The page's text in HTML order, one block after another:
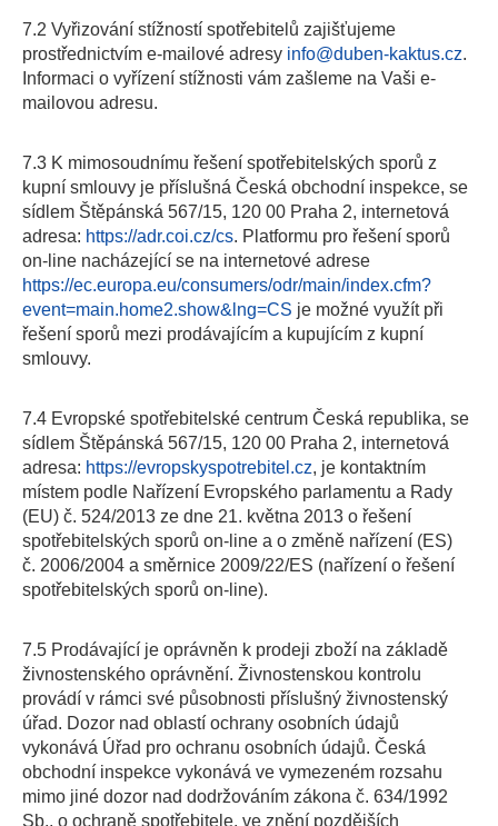
7.2 Vyřizování stížností spotřebitelů zajišťujeme
prostřednictvím e-mailové adresy info@duben-kaktus.cz.
Informaci o vyřízení stížnosti vám zašleme na Vaši e-
mailovou adresu.
7.3 K mimosoudnímu řešení spotřebitelských sporů z
kupní smlouvy je příslušná Česká obchodní inspekce, se
sídlem Štěpánská 567/15, 120 00 Praha 2, internetová
adresa: https://adr.coi.cz/cs. Platformu pro řešení sporů
on-line nacházející se na internetové adrese
https://ec.europa.eu/consumers/odr/main/index.cfm?
event=main.home2.show&lng=CS je možné využít při
řešení sporů mezi prodávajícím a kupujícím z kupní
smlouvy.
7.4 Evropské spotřebitelské centrum Česká republika, se
sídlem Štěpánská 567/15, 120 00 Praha 2, internetová
adresa: https://evropskyspotrebitel.cz, je kontaktním
místem podle Nařízení Evropského parlamentu a Rady
(EU) č. 524/2013 ze dne 21. května 2013 o řešení
spotřebitelských sporů on-line a o změně nařízení (ES)
č. 2006/2004 a směrnice 2009/22/ES (nařízení o řešení
spotřebitelských sporů on-line).
7.5 Prodávající je oprávněn k prodeji zboží na základě
živnostenského oprávnění. Živnostenskou kontrolu
provádí v rámci své působnosti příslušný živnostenský
úřad. Dozor nad oblastí ochrany osobních údajů
vykonává Úřad pro ochranu osobních údajů. Česká
obchodní inspekce vykonává ve vymezeném rozsahu
mimo jiné dozor nad dodržováním zákona č. 634/1992
Sb., o ochraně spotřebitele, ve znění pozdějších